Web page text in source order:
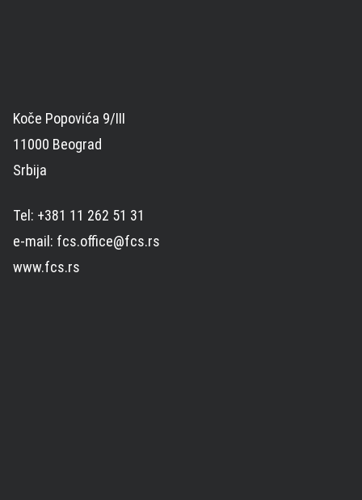
Koče Popovića 9/III
11000 Beograd
Srbija
Tel: +381 11 262 51 31
e-mail: fcs.office@fcs.rs
www.fcs.rs